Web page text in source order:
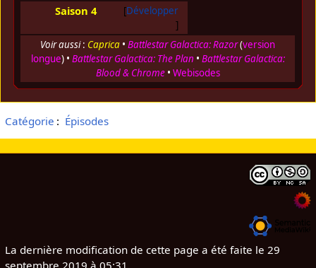
Développer
Saison 4
Voir aussi: Caprica •Battlestar Galactica: Razor(version
longue) • Battlestar Galactica: The Plan • Battlestar Galactica:
Blood & Chrome• Webisodes
Catégorie : Épisodes
La dernière modification de cette page a été faite le 29